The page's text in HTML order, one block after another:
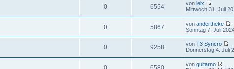
0 6554 vonleix
Mittwoch 31. Juli
0 5867 vonandertheke
Sonntag 7. Juli
0 9258 vonT3 Syncro
Donnerstag 4. Juli
0 6580 vonguitarno